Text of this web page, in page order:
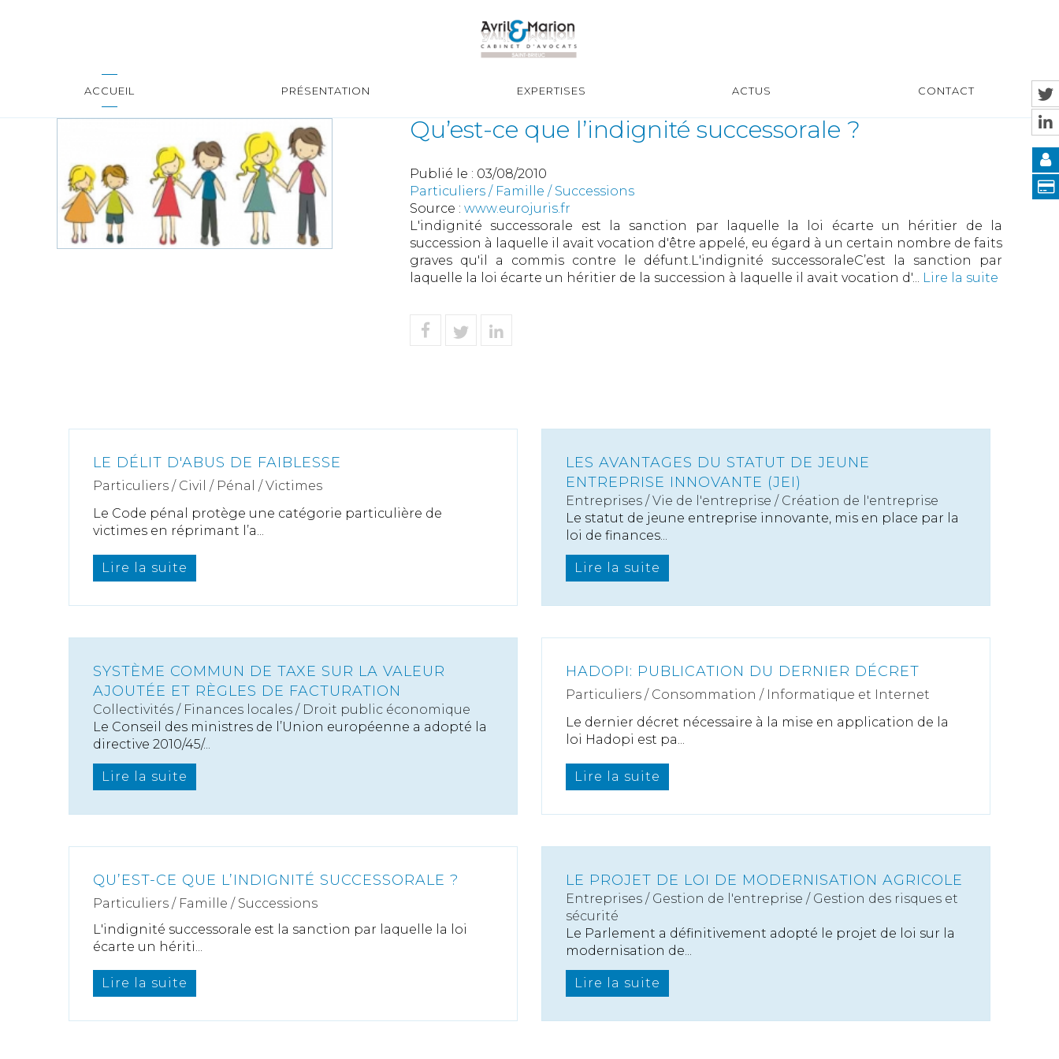
ACCUEIL PRÉSENTATION EXPERTISES ACTUS CONTACT
Qu’est-ce que l’indignité successorale ?
Publié le : 03/08/2010
Particuliers / Famille / Successions
Source : www.eurojuris.fr
L'indignité successorale est la sanction par laquelle la loi écarte un héritier de la
succession à laquelle il avait vocation d'être appelé, eu égard à un certain nombre de faits
graves qu'il a commis contre le défunt.L'indignité successoraleC’est la sanction par
laquelle la loi écarte un héritier de la succession à laquelle il avait vocation d'... Lire la suite
LE DÉLIT D'ABUS DE FAIBLESSE
Particuliers / Civil / Pénal / Victimes
Le Code pénal protège une catégorie particulière de
victimes en réprimant l’a...
Lire la suite
LES AVANTAGES DU STATUT DE JEUNE
ENTREPRISE INNOVANTE (JEI)
Entreprises /Vie de l'entreprise / Création de l'entreprise
Le statut de jeune entreprise innovante, mis en place par la
loi de finances...
Lire la suite
SYSTÈME COMMUN DE TAXE SUR LA VALEUR
AJOUTÉE ET RÈGLES DE FACTURATION
Collectivités / Finances locales / Droit public économique
Le Conseil des ministres de l’Union européenne a adopté la
directive 2010/45/...
Lire la suite
HADOPI: PUBLICATION DU DERNIER DÉCRET
Particuliers / Consommation / Informatique et Internet
Le dernier décret nécessaire à la mise en application de la
loi Hadopi est pa...
Lire la suite
QU’EST-CE QUE L’INDIGNITÉ SUCCESSORALE ?
Particuliers / Famille / Successions
L'indignité successorale est la sanction par laquelle la loi
écarte un hériti...
Lire la suite
LE PROJET DE LOI DE MODERNISATION AGRICOLE
Entreprises / Gestion de l'entreprise / Gestion des risques et
sécurité
Le Parlement a définitivement adopté le projet de loi sur la
modernisation de...
Lire la suite